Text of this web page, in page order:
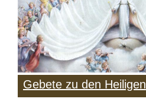
Gebete zu den Heiligen